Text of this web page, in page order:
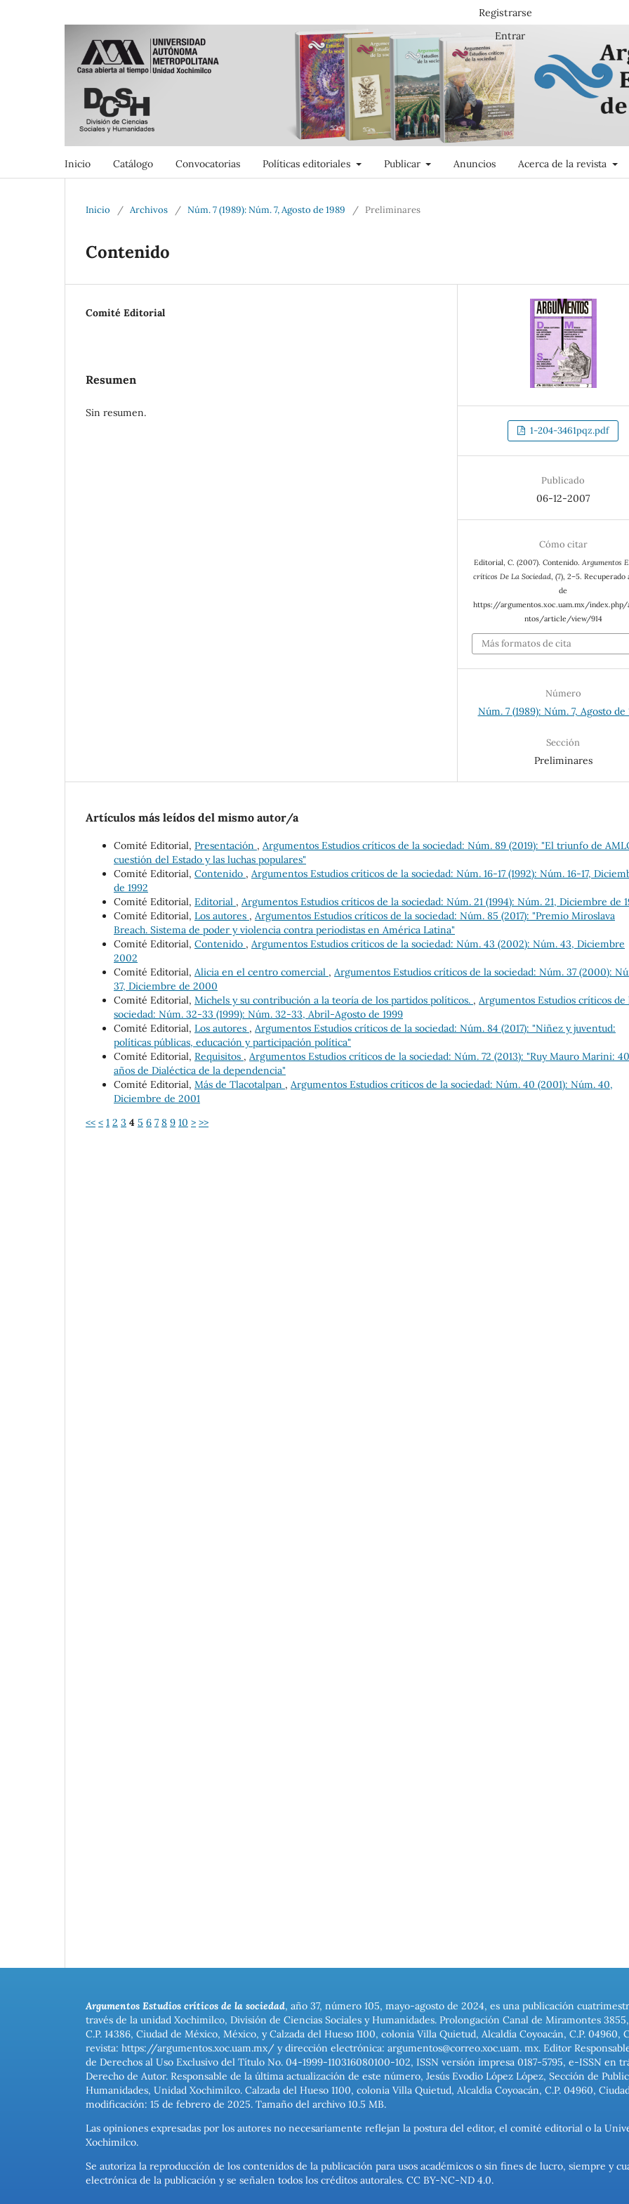
Inicio Catálogo Convocatorias Políticas editoriales Publicar Anuncios Acerca de la revista
Registrarse
Entrar
Inicio / Archivos / Núm. 7 (1989): Núm. 7, Agosto de 1989 / Preliminares
Contenido
Comité Editorial
Resumen
Sin resumen.
1-204-3461pqz.pdf
Publicado
06-12-2007
Cómo citar
Editorial, C. (2007). Contenido. Argumentos
críticos De La Sociedad, (7), 2–5.
de
https://argumentos.xoc.uam.mx/index.php/
ntos/article/view/914
Más formatos de cita
Número
Núm. 7 (1989): Núm. 7, Agosto de
Sección
Preliminares
Artículos más leídos del mismo autor/a
Comité Editorial, Presentación , Argumentos Estudios críticos de la sociedad: Núm. 89 (2019): "El triunfo de
cuestión del Estado y las luchas populares"
Comité Editorial, Contenido , Argumentos Estudios críticos de la sociedad: Núm. 16-17 (1992): Núm. 16-17,
de 1992
Comité Editorial, Editorial , Argumentos Estudios críticos de la sociedad: Núm. 21 (1994): Núm. 21, Diciembre de
Comité Editorial, Los autores , Argumentos Estudios críticos de la sociedad: Núm. 85 (2017): "Premio Miroslava
Breach. Sistema de poder y violencia contra periodistas en América Latina"
Comité Editorial, Contenido , Argumentos Estudios críticos de la sociedad: Núm. 43 (2002): Núm. 43, Diciembre
2002
Comité Editorial, Alicia en el centro comercial , Argumentos Estudios críticos de la sociedad: Núm. 37 (2000):
37, Diciembre de 2000
Comité Editorial, Michels y su contribución a la teoría de los partidos políticos. , Argumentos Estudios críticos de
sociedad: Núm. 32-33 (1999): Núm. 32-33, Abril-Agosto de 1999
Comité Editorial, Los autores , Argumentos Estudios críticos de la sociedad: Núm. 84 (2017): "Niñez y juventud:
políticas públicas, educación y participación política"
Comité Editorial, Requisitos , Argumentos Estudios críticos de la sociedad: Núm. 72 (2013): "Ruy Mauro Marini: 40
años de Dialéctica de la dependencia"
Comité Editorial, Más de Tlacotalpan , Argumentos Estudios críticos de la sociedad: Núm. 40 (2001): Núm. 40,
Diciembre de 2001
<< < 1 2 3 4 5 6 7 8 9 10 > >>
Argumentos Estudios críticos de la sociedad, año 37, número 105, mayo-agosto de 2024, es una publicación
través de la unidad Xochimilco, División de Ciencias Sociales y Humanidades. Prolongación Canal de Miramontes
C.P. 14386, Ciudad de México, México, y Calzada del Hueso 1100, colonia Villa Quietud, Alcaldía Coyoacán, C.P.
revista: https://argumentos.xoc.uam.mx/ y dirección electrónica: argumentos@correo.xoc.uam. mx. Editor
de Derechos al Uso Exclusivo del Título No. 04-1999-110316080100-102, ISSN versión impresa 0187-5795, e-ISSN
Derecho de Autor. Responsable de la última actualización de este número, Jesús Evodio López López, Sección de
Humanidades, Unidad Xochimilco. Calzada del Hueso 1100, colonia Villa Quietud, Alcaldía Coyoacán, C.P. 04960,
modificación: 15 de febrero de 2025. Tamaño del archivo 10.5 MB.
Las opiniones expresadas por los autores no necesariamente reflejan la postura del editor, el comité editorial o la
Xochimilco.
Se autoriza la reproducción de los contenidos de la publicación para usos académicos o sin fines de lucro, siempre y
electrónica de la publicación y se señalen todos los créditos autorales. CC BY-NC-ND 4.0.